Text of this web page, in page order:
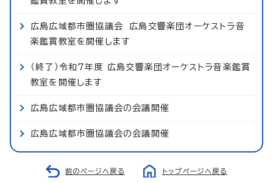
広島広域都市圏協議会 広島交響楽団オーケストラ音
楽鑑賞教室を開催します
（終了）令和7年度 広島交響楽団オーケストラ音楽鑑賞
教室を開催します
広島広域都市圏協議会の会議開催
広島広域都市圏協議会の会議開催
前のページへ戻る トップページへ戻る